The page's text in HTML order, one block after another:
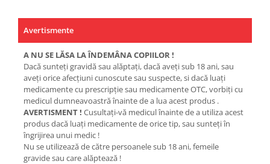
Avertismente
A NU SE LĂSA LA ÎNDEMÂNA COPIILOR !
Dacă sunteţi gravidă sau alăptaţi, dacă aveţi sub 18 ani, sau
aveţi orice afecţiuni cunoscute sau suspecte, si dacă luaţi
medicamente cu prescripţie sau medicamente OTC, vorbiţi cu
medicul dumneavoastră înainte de a lua acest produs .
AVERTISMENT ! Cusultaţi-vă medicul înainte de a utiliza acest
produs dacă luaţi medicamente de orice tip, sau sunteţi în
îngrijirea unui medic !
Nu se utilizează de către persoanele sub 18 ani, femeile
gravide sau care alăptează !